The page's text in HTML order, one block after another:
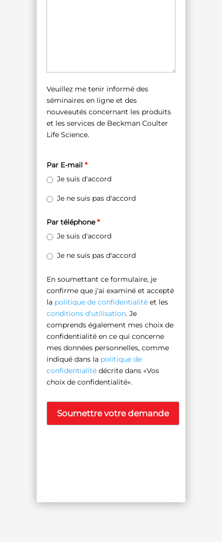
Veuillez me tenir informé des
séminaires en ligne et des
nouveautés concernant les produits
et les services de Beckman Coulter
Life Science.
Par E-mail *
Je suis d'accord
Je ne suis pas d'accord
Par téléphone*
Je suis d'accord
Je ne suis pas d'accord
En soumettant ce formulaire, je
confirme que j'ai examiné et accepté
la politique de confidentialitéet les
conditions d'utilisation. Je
comprends également mes choix de
confidentialité en ce qui concerne
mes données personnelles, comme
indiqué dans la politique de
confidentialitédécrite dans «Vos
choix de confidentialité».